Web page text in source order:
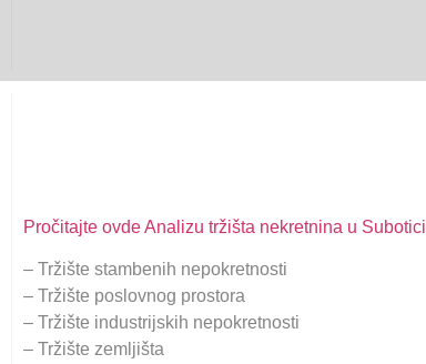
Pročitajte ovde Analizu tržišta nekretnina u Subotici
– Tržište stambenih nepokretnosti
– Tržište poslovnog prostora
– Tržište industrijskih nepokretnosti
– Tržište zemljišta